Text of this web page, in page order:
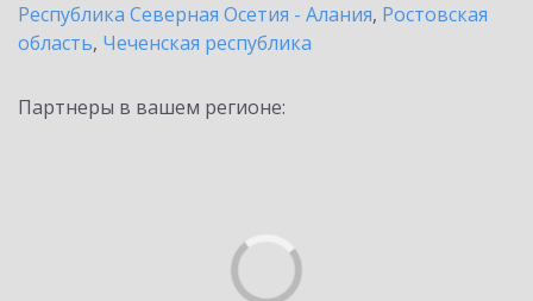
Республика Северная Осетия - Алания, Ростовская
область, Чеченская республика
Партнеры в вашем регионе: